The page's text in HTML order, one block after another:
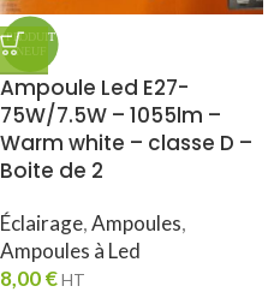
Ampoule Led E27-
75W/7.5W – 1055lm –
Warm white – classe D –
Boite de 2
Éclairage,Ampoules,
Ampoules à Led
8,00€HT